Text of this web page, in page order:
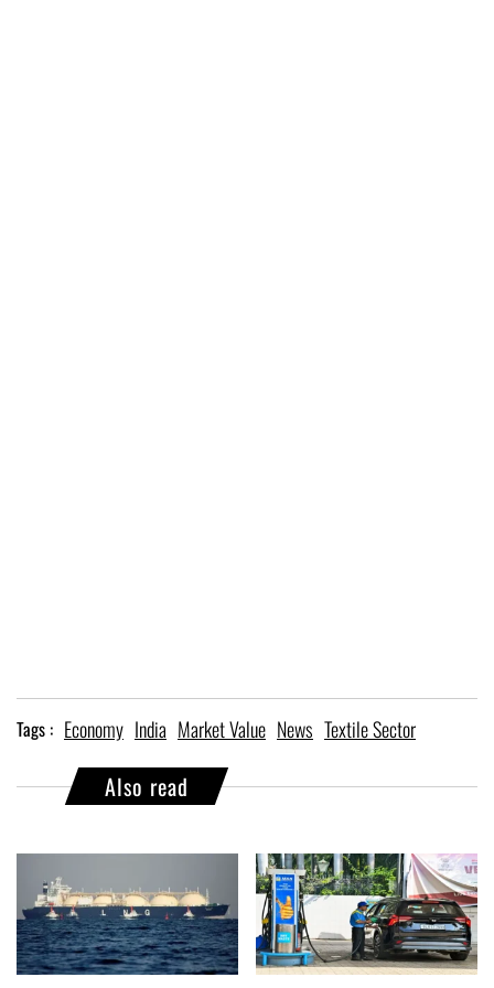
Tags : Economy India Market Value News Textile Sector
Also read